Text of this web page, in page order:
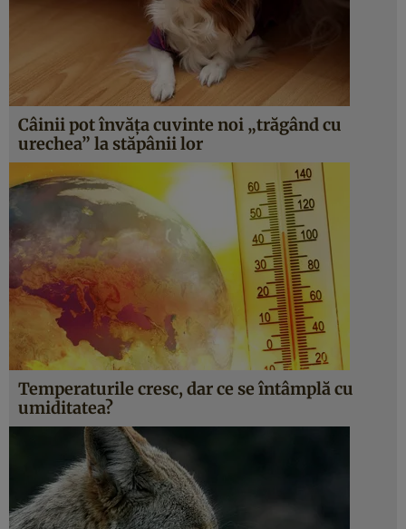
Câinii pot învăța cuvinte noi „trăgând cu
urechea” la stăpânii lor
Temperaturile cresc, dar ce se întâmplă cu
umiditatea?